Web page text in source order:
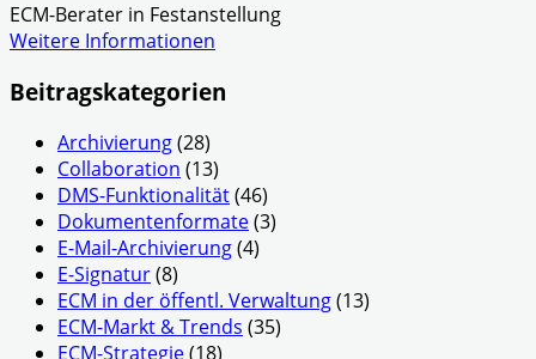
ECM-Berater in Festanstellung
Weitere Informationen
Beitragskategorien
Archivierung(28)
Collaboration (13)
DMS-Funktionalität(46)
Dokumentenformate(3)
E-Mail-Archivierung(4)
E-Signatur(8)
ECM in der öffentl. Verwaltung(13)
ECM-Markt & Trends (35)
ECM-Strategie(18)